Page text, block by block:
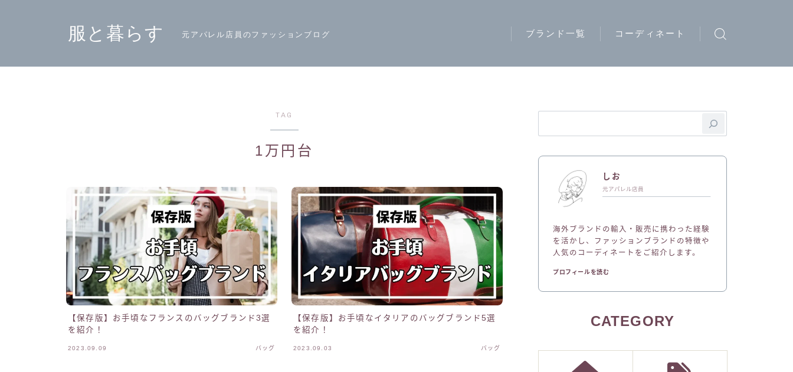
服と暮らす 元アパレル店員のファッションブログ ブランド一覧
モード系ブランド
ハイブランド
レディースブランド
カジュアルブランド
ワークウェアブランド
コーディネート
TAG
1万円台
【保存版】お手頃なフランスのバッグブランド3選
を紹介！
2023.09.09 バッグ
【保存版】お手頃なイタリアのバッグブランド5選
を紹介！
2023.09.03 バッグ
しお
元アパレル店員
海外ブランドの輸入・販売に携わった経験
を活かし、ファッションブランドの特徴や
人気のコーディネートをご紹介します。
プロフィールを読む
CATEGORY